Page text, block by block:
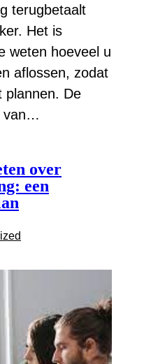
terugbetaalt
Het is
weten hoeveel u
aflossen, zodat
plannen. De
van…
over
een